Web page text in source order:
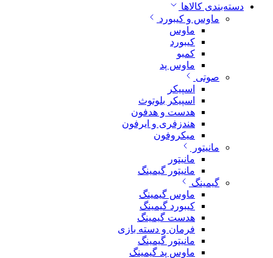
دسته‌بندی کالاها
ماوس و کیبورد
ماوس
کیبورد
کمبو
ماوس پد
صوتی
اسپیکر
اسپیکر بلوتوث
هدست و هدفون
هندزفری و ایرفون
میکروفون
مانیتور
مانیتور
مانیتور گیمینگ
گیمینگ
ماوس گیمینگ
کیبورد گیمینگ
هدست گیمینگ
فرمان و دسته بازی
مانیتور گیمینگ
ماوس پد گیمینگ